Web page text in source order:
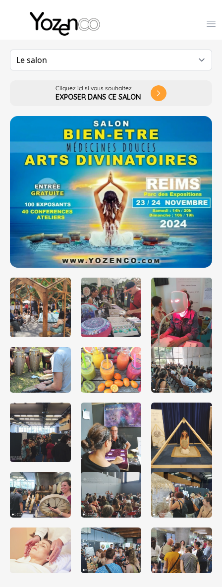
Yozenco - Organisateur de Salons, Evénements et
Cliquez ici si vous souhaitez
EXPOSER DANS CE SALON arrow_forward_ios